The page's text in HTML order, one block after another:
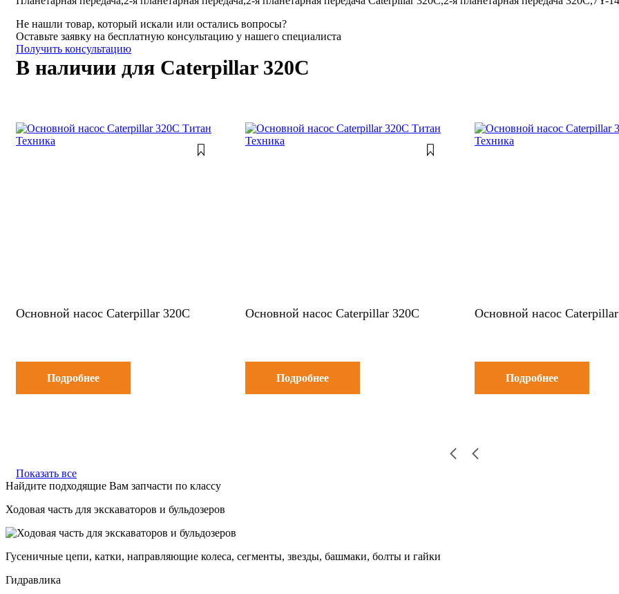
Не нашли товар, который искали или остались вопросы?
Оставьте заявку на бесплатную консультацию у нашего специалиста
Получить консультацию
В наличии для Caterpillar 320C
Основной насос Caterpillar 320C
Подробнее
Основной насос Caterpillar 320C
Подробнее
Основной насос
Подробнее
Показать все
Найдите подходящие Вам запчасти по классу
Ходовая часть для экскаваторов и бульдозеров
Гусеничные цепи, катки, направляющие колеса, сегменты, звезды, башмаки, болты и гайки
Гидравлика